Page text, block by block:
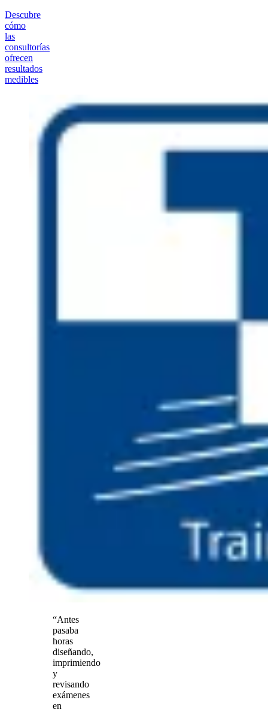
Descubre
cómo
las
consultorías
ofrecen
resultados
medibles
“Antes
pasaba
horas
diseñando,
imprimiendo
y
revisando
exámenes
en